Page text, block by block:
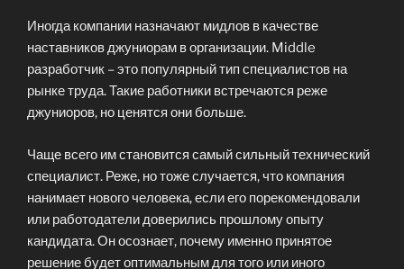
Иногда компании назначают мидлов в качестве
наставников джуниорам в организации. Middle
разработчик – это популярный тип специалистов на
рынке труда. Такие работники встречаются реже
джуниоров, но ценятся они больше.
Чаще всего им становится самый сильный технический
специалист. Реже, но тоже случается, что компания
нанимает нового человека, если его порекомендовали
или работодатели доверились прошлому опыту
кандидата. Он осознает, почему именно принятое
решение будет оптимальным для того или иного